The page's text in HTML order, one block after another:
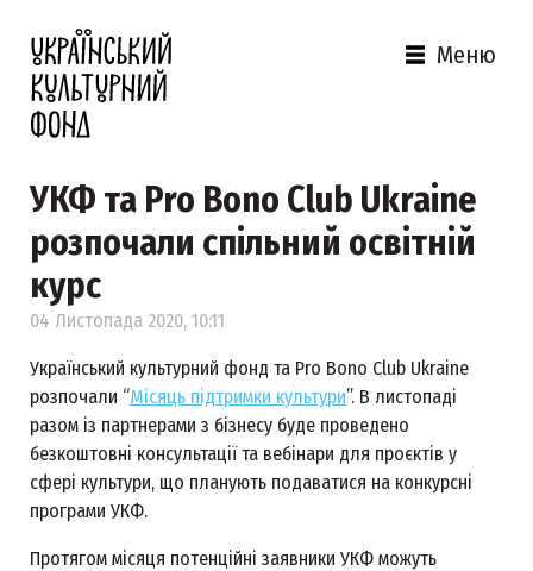
Меню
УКФ та Pro Bono Club Ukraine
розпочали спільний освітній
курс
04 Листопада 2020, 10:11
Український культурний фонд та Pro Bono Club Ukraine
розпочали “Місяць підтримки культури”. В листопаді
разом із партнерами з бізнесу буде проведено
безкоштовні консультації та вебінари для проєктів у
сфері культури, що планують подаватися на конкурсні
програми УКФ.
Протягом місяця потенційні заявники УКФ можуть